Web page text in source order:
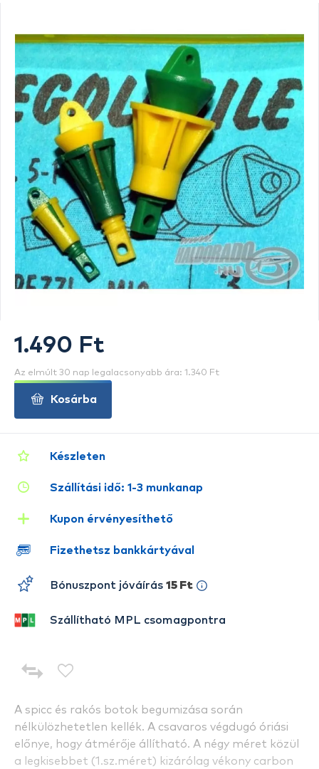
A spicc és rakós botok begumizása során
nélkülözhetetlen kellék. A csavaros végdugó óriási
előnye, hogy átmérője állítható. A négy méret közül
a legkisebbet (1.sz.méret) kizárólag vékony carbon
Készleten
Szállítási idő: 1-3 munkanap
Kupon érvényesíthető
Fizethetsz bankkártyával
Bónuszpont jóváírás 15 Ft
Szállítható MPL csomagpontra
1.490 Ft
Az elmúlt 30 nap legalacsonyabb ára: 1.340 Ft
Kosárba